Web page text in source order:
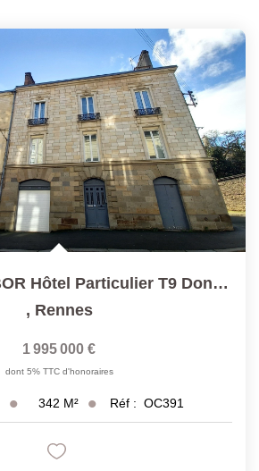
RENNES THABOR Hôtel Particulier T9 Donnant Sur Jardin Sud
, Rennes
1 995 000 €
dont 5% TTC d'honoraires
342 M² Réf : OC391